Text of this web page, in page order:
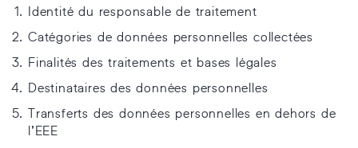
Identité du responsable de traitement
Catégories de données personnelles collectées
Finalités des traitements et bases légales
Destinataires des données personnelles
Transferts des données personnelles en dehors de
l’EEE